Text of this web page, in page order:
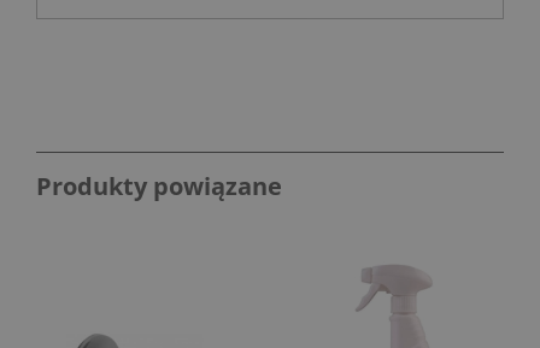
Produkty powiązane